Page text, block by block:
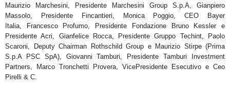
Maurizio Marchesini, Presidente Marchesini Group S.p.A,
Gianpiero
Massolo, Presidente Fincantieri, Monica Poggio,
CEO Bayer
Italia,
Francesco Profumo, Presidente Fondazione Bruno Kessler e
Presidente Acri, Gianfelice Rocca, Presidente Gruppo Techint,
Paolo
Scaroni, Deputy Chairman Rothschild Group e Maurizio Stirpe (Prima
S.p.A PSC SpA),
Giovanni Tamburi, Presidente Tamburi Investment
Partners,
Marco Tronchetti Provera, VicePresidente Esecutivo e Ceo
Pirelli & C.